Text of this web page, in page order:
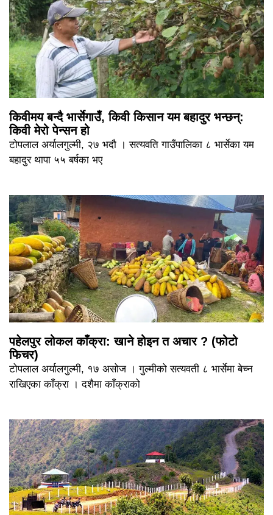
किवीमय बन्दै भार्सेगाउँ, किवी किसान यम बहादुर भन्छन्:
किवी मेरो पेन्सन हो
टोपलाल अर्यालगुल्मी, २७ भदौ । सत्यवति गाउँपालिका ८ भार्सेका यम
बहादुर थापा ५५ बर्षका भए
पहेलपुर लोकल काँक्रा: खाने होइन त अचार ? (फोटो
फिचर)
टोपलाल अर्यालगुल्मी, १७ असोज । गुल्मीको सत्यवती ८ भार्सेमा बेच्न
राखिएका काँक्रा । दशैमा काँक्राको